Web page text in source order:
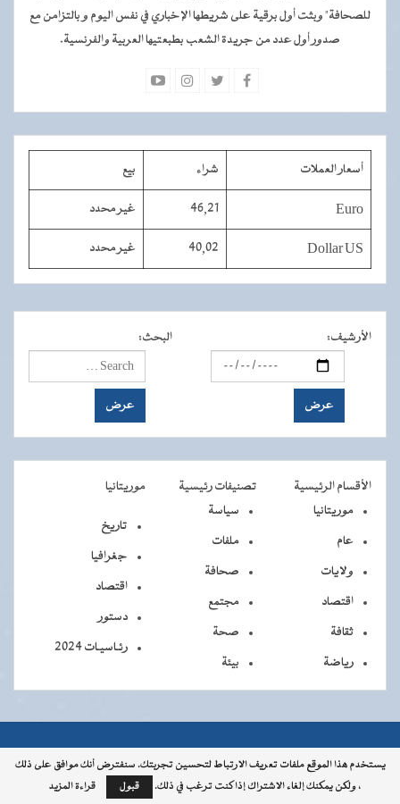
للصحافة" وبثت أول برقية على شريطها الإخباري في نفس اليوم و بالتزامن مع
صدور أول عدد من جريدة الشعب بطبعتيها العربية والفرنسية.
أسعار العملات شراء بيع
Euro
46,21 غير محدد
Dollar US
40,02 غير محدد
الأرشيف: البحث:
الأقسام الرئيسية تصنيفات رئيسية
موريتانيا
موريتانيا
عام
ولايات
اقتصاد
ثقافة
رياضة
سياسة
ملفات
صحافة
مجتمع
صحة
بيئة
تاريخ
جغرافيا
اقتصاد
دستور
رئـاسيـات 2024
جميــــع جميع الحقوق محفوظة © 2026 - الوكالة الموريتانية للأنباء
يستخدم هذا الموقع ملفات تعريف الارتباط لتحسين تجربتك. سنفترض أنك موافق على ذلك
، ولكن يمكنك إلغاء الاشتراك إذا كنت ترغب في ذلك.
قبول قراءة المزيد